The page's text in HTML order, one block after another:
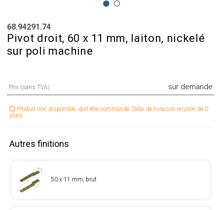
68.94291.74
Pivot droit, 60 x 11 mm, laiton, nickelé
sur poli machine
Prix (sans TVA) sur demande
Produit non disponible, doit être commandé. Délai de livraison environ de 0
jours.
Autres finitions
50 x 11 mm, brut